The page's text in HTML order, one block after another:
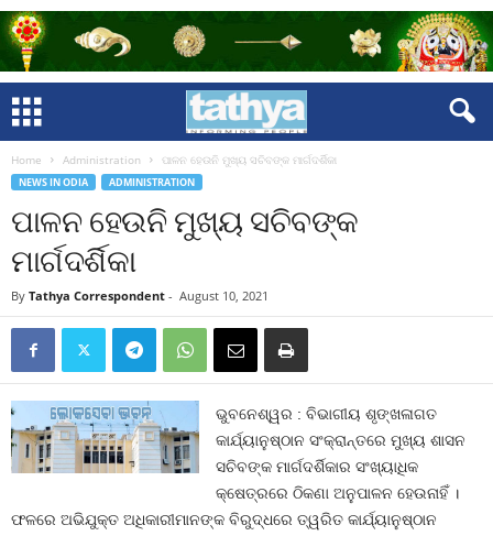
Home Administration ପାଳନ ହେଉନି ମୁଖ୍ୟ ସଚିବଙ୍କ ମାର୍ଗଦର୍ଶିକା
NEWS IN ODIA ADMINISTRATION
ପାଳନ ହେଉନି ମୁଖ୍ୟ ସଚିବଙ୍କ
ମାର୍ଗଦର୍ଶିକା
By Tathya Correspondent - August 10, 2021
ଭୁବନେଶ୍ୱର : ବିଭାଗୀୟ ଶୃଙ୍ଖଳାଗତ
କାର୍ଯ୍ୟାନୁଷ୍ଠାନ ସଂକ୍ରାନ୍ତରେ ମୁଖ୍ୟ ଶାସନ
ସଚିବଙ୍କ ମାର୍ଗଦର୍ଶିକାର ସଂଖ୍ୟାଧିକ
କ୍ଷେତ୍ରରେ ଠିକଣା ଅନୁପାଳନ ହେଉନାହିଁ ।
ଫଳରେ ଅଭିଯୁକ୍ତ ଅଧିକାରୀମାନଙ୍କ ବିରୁଦ୍ଧରେ ତ୍ୱରିତ କାର୍ଯ୍ୟାନୁଷ୍ଠାନ